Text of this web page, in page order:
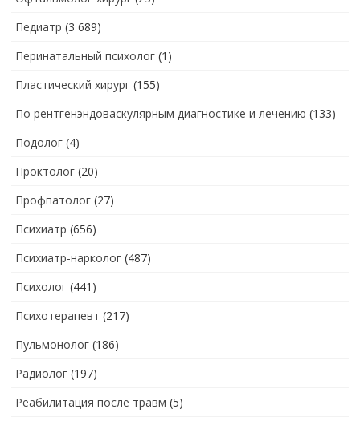
Педиатр (3 689)
Перинатальный психолог (1)
Пластический хирург (155)
По рентгенэндоваскулярным диагностике и лечению (133)
Подолог (4)
Проктолог (20)
Профпатолог (27)
Психиатр (656)
Психиатр-нарколог (487)
Психолог (441)
Психотерапевт (217)
Пульмонолог (186)
Радиолог (197)
Реабилитация после травм (5)